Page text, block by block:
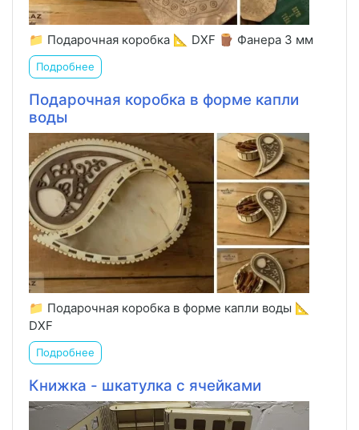
📁 Подарочная коробка 📐 DXF 🪵 Фанера 3 мм
Подробнее
Подарочная коробка в форме капли
воды
📁 Подарочная коробка в форме капли воды 📐
DXF
Подробнее
Книжка - шкатулка с ячейками